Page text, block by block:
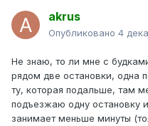
akrus
Опубликовано 4
Не знаю, то ли мне с
рядом две остановки, одна
ту, которая подальше, там
подъезжаю одну остановку
занимает меньше минуты